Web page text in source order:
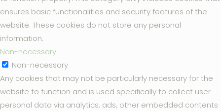
ensures basic functionalities and security features of the
website. These cookies do not store any personal
information.
Non-necessary
Non-necessary
Any cookies that may not be particularly necessary for the
website to function and is used specifically to collect user
personal data via analytics, ads, other embedded contents